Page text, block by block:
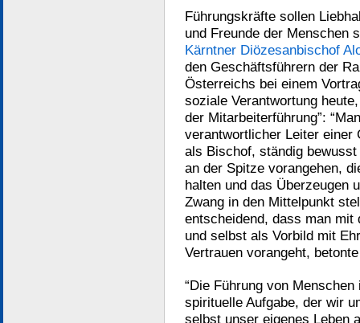
Führungskräfte sollen
und Freunde der Menschen
Kärntner Diözesanbischof
den Geschäftsführern der
Österreichs bei einem
soziale Verantwortung
der Mitarbeiterführung”:
verantwortlicher Leiter einer
als Bischof, ständig
an der Spitze vorangehen,
halten und das Überzeugen
Zwang in den Mittelpunkt
entscheidend, dass man mit
und selbst als Vorbild mit
Vertrauen vorangeht,
“Die Führung von
spirituelle Aufgabe, der wir
selbst unser eigenes Leben